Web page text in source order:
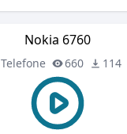
Nokia 6760
Telefone 660 114